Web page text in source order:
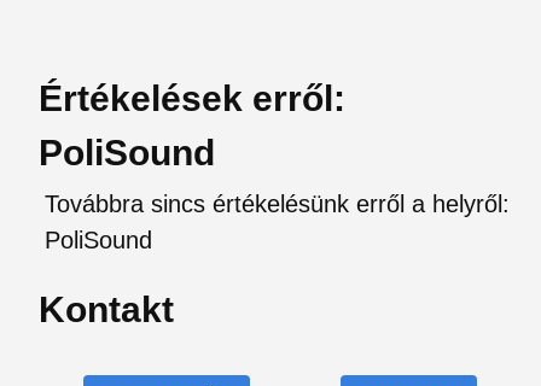
Értékelések erről:
PoliSound
Továbbra sincs értékelésünk erről a helyről:
PoliSound
Kontakt